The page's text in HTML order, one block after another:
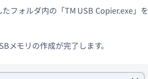
フォルダ内の「TM USB Copier.exe」を
メモリの作成が完了します。